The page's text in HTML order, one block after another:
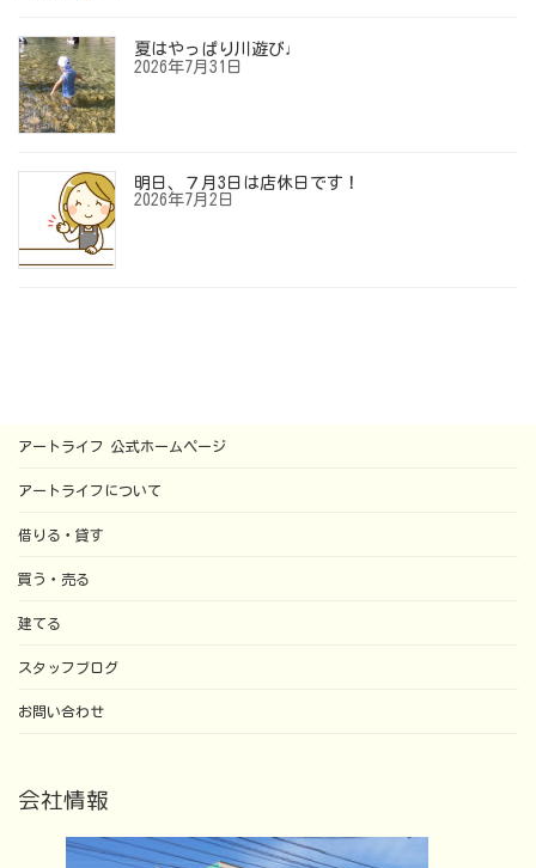
夏はやっぱり川遊び♩
2026年7月31日
明日、７月3日は店休日です！
2026年7月2日
アートライフ 公式ホームページ
アートライフについて
借りる・貸す
買う・売る
建てる
スタッフブログ
お問い合わせ
会社情報